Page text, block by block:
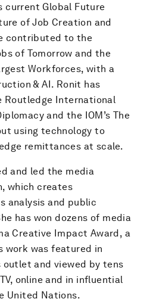
current Global Future
of Job Creation and
contributed to the
of Tomorrow and the
Workforces, with a
& AI. Ronit has
International
and the IOM’s The
using technology to
remittances at scale.
and led the media
which creates
analysis and public
has won dozens of media
Creative Impact Award, a
work was featured in
outlet and viewed by tens
online and in influential
United Nations.